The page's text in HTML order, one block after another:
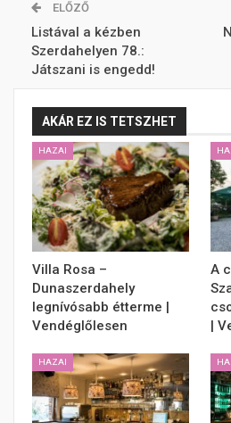
ELŐZŐ
Listával a kézben
Szerdahelyen 78.:
Játszani is engedd!
AKÁR EZ IS TETSZHET
HAZAI
Villa Rosa –
Dunaszerdahely
legnívósabb étterme |
Vendéglőlesen
A
|
HAZAI